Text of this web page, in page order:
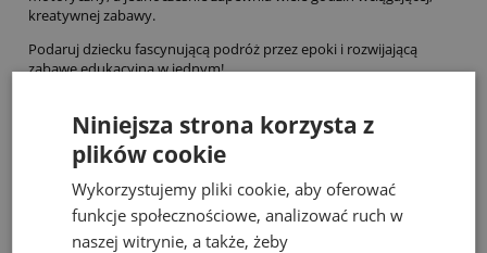
kreatywnej zabawy.
Podaruj dziecku fascynującą podróż przez epoki i rozwijającą
zabawę edukacyjną w jednym!
Bestsellery
Niniejsza strona korzysta z
plików cookie
Wykorzystujemy pliki cookie, aby oferować
funkcje społecznościowe, analizować ruch w
naszej witrynie, a także, żeby